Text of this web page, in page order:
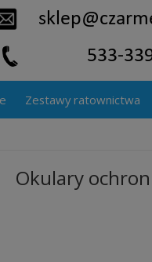
Zestawy ratownictwa
Okulary